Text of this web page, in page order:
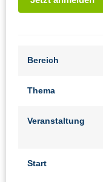
Bereich
Thema
Veranstaltung
Start